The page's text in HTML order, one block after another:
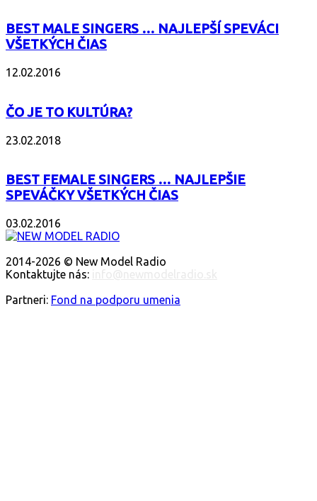
BEST MALE SINGERS … NAJLEPŠÍ SPEVÁCI
VŠETKÝCH ČIAS
12.02.2016
ČO JE TO KULTÚRA?
23.02.2018
BEST FEMALE SINGERS … NAJLEPŠIE
SPEVÁČKY VŠETKÝCH ČIAS
03.02.2016
2014-2026 © New Model Radio
Kontaktujte nás:
Partneri: Fond na podporu umenia